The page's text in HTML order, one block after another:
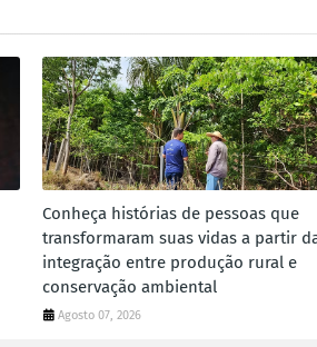
Conheça histórias de pessoas que
transformaram suas vidas a partir
integração entre produção rural e
conservação ambiental
Agosto 07, 2026